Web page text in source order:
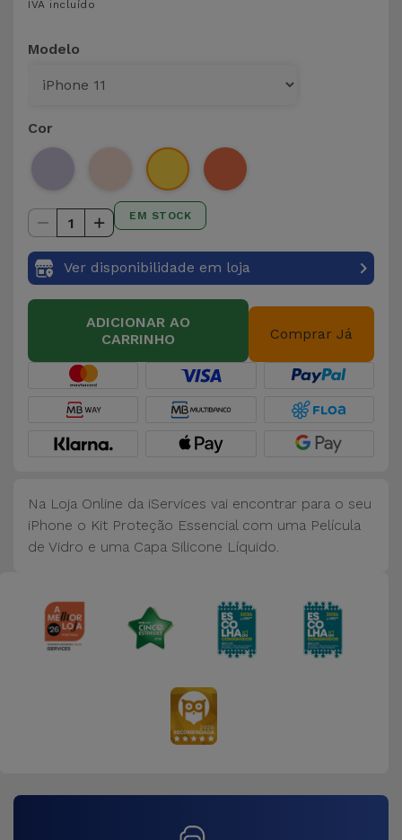
IVA incluído
Modelo
Cor
1 EM STOCK
Ver disponibilidade em loja
ADICIONAR AO
CARRINHO
Comprar Já
Na Loja Online da iServices vai encontrar para o seu
iPhone o Kit Proteção Essencial com uma Película
de Vidro e uma Capa Silicone Líquido.